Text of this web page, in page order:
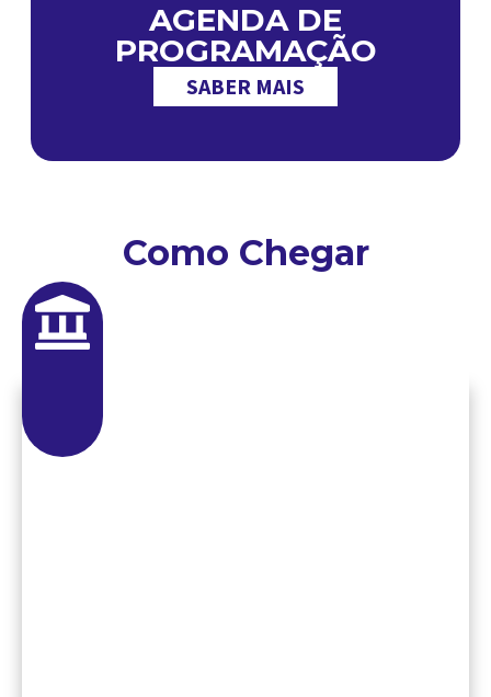
AGENDA DE
PROGRAMAÇÃO
SABER MAIS
Como Chegar